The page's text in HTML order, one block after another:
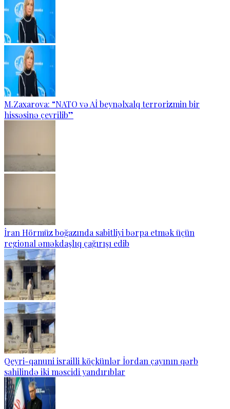
M.Zaxarova: “NATO və Aİ beynəlxalq terrorizmin bir
hissəsinə çevrilib”
İran Hörmüz boğazında sabitliyi bərpa etmək üçün
regional əməkdaşlıq çağırışı edib
Qeyri-qanuni israilli köçkünlər İordan çayının qərb
sahilində iki məscidi yandırıblar